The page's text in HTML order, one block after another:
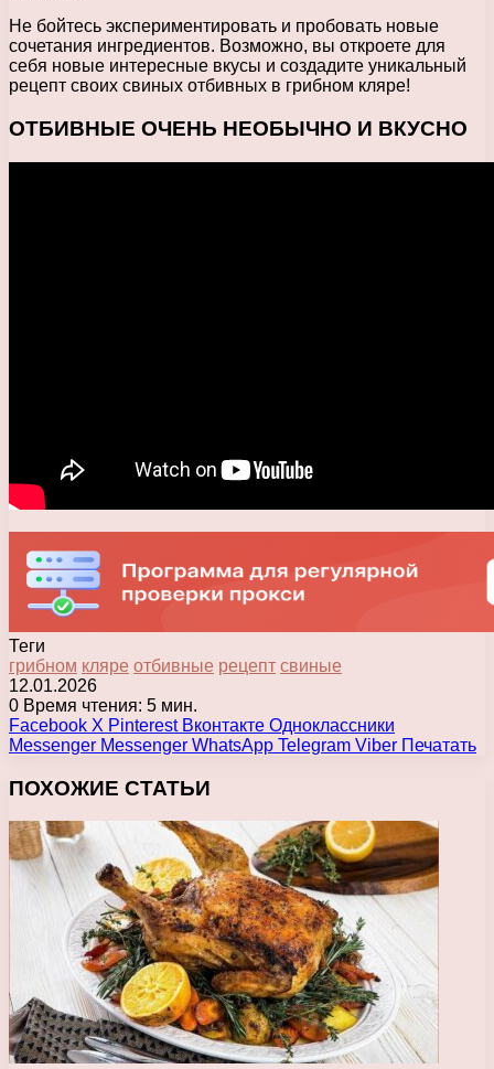
Не бойтесь экспериментировать и пробовать новые
сочетания ингредиентов. Возможно, вы откроете для
себя новые интересные вкусы и создадите уникальный
рецепт своих свиных отбивных в грибном кляре!
ОТБИВНЫЕ ОЧЕНЬ НЕОБЫЧНО И ВКУСНО
Теги
грибном кляре отбивные рецепт свиные
12.01.2026
0 Время чтения: 5 мин.
Facebook X Pinterest Вконтакте Одноклассники
Messenger Messenger WhatsApp Telegram Viber Печатать
ПОХОЖИЕ СТАТЬИ